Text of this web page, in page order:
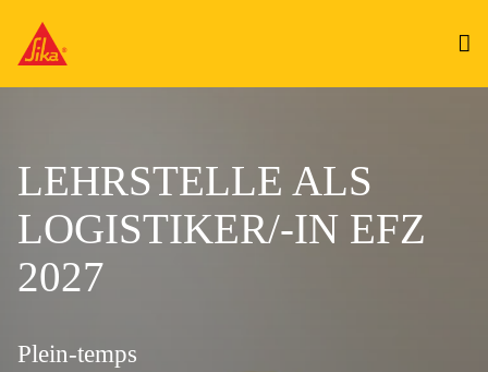
LEHRSTELLE ALS
LOGISTIKER/-IN EFZ
2027
Plein-temps